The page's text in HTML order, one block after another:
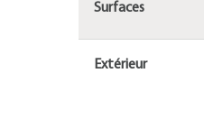
Surfaces
Extérieur